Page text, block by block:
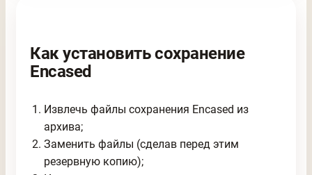
Как установить сохранение
Encased
Извлечь файлы сохранения Encased из
архива;
Заменить файлы (сделав перед этим
резервную копию);